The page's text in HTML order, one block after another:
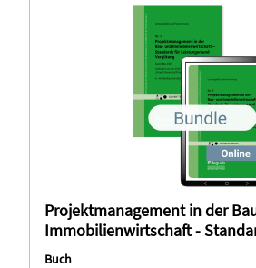
Projektmanagement in der
Immobilienwirtschaft -
Leistungen und Vergütung
Buch